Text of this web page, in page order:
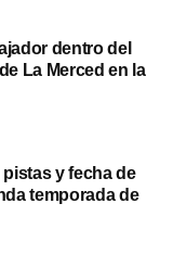
dentro del
La Merced en la
y fecha de
temporada de